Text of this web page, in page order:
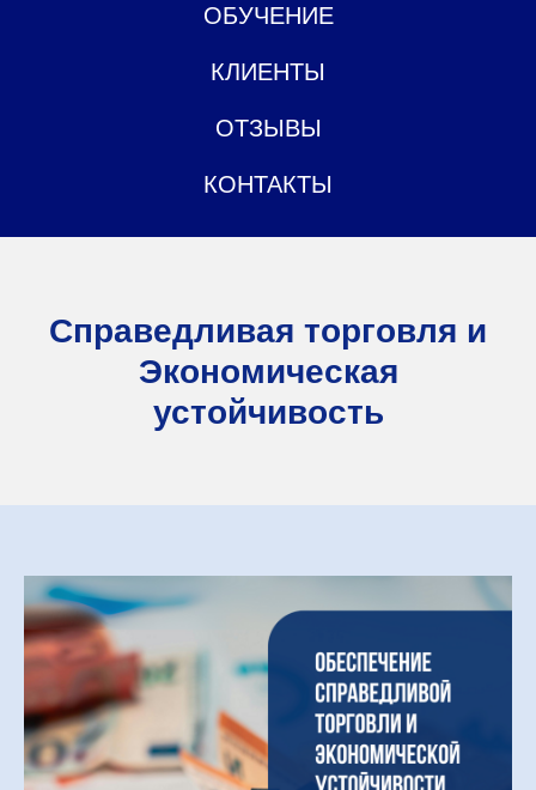
ОБУЧЕНИЕ
КЛИЕНТЫ
ОТЗЫВЫ
КОНТАКТЫ
Справедливая торговля и
Экономическая
устойчивость